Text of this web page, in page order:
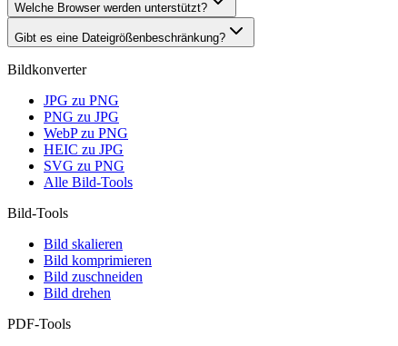
Welche Browser werden unterstützt?
Gibt es eine Dateigrößenbeschränkung?
Bildkonverter
JPG zu PNG
PNG zu JPG
WebP zu PNG
HEIC zu JPG
SVG zu PNG
Alle Bild-Tools
Bild-Tools
Bild skalieren
Bild komprimieren
Bild zuschneiden
Bild drehen
PDF-Tools